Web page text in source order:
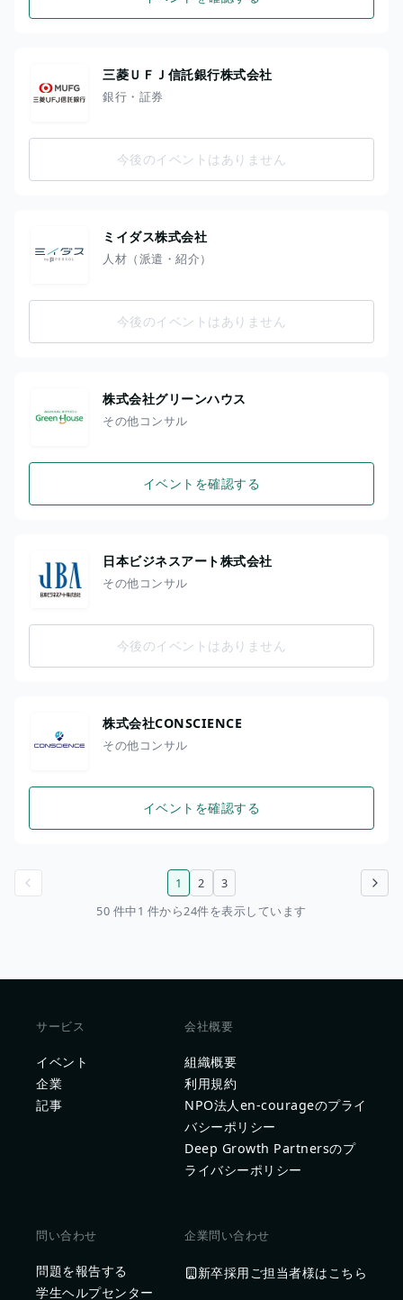
三菱ＵＦＪ信託銀行株式会社
銀行・証券
今後のイベントはありません
ミイダス株式会社
人材（派遣・紹介）
今後のイベントはありません
株式会社グリーンハウス
その他コンサル
イベントを確認する
日本ビジネスアート株式会社
その他コンサル
今後のイベントはありません
株式会社CONSCIENCE
その他コンサル
イベントを確認する
次のページ
1 2
3
50 件中1 件から24件を表示しています
サービス
イベント
企業
記事
会社概要
組織概要
利用規約
NPO法人en-courageのプライ
バシーポリシー
Deep Growth Partnersのプ
ライバシーポリシー
問い合わせ
問題を報告する
学生ヘルプセンター
企業問い合わせ
新卒採用ご担当者様はこちら